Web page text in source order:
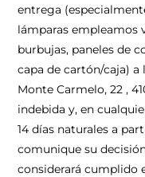
entrega
lámparas empleamos
burbujas, paneles de
capa de cartón/caja) a
Monte Carmelo, 22 ,
indebida y, en
14 días naturales a
comunique su
considerará cumplido